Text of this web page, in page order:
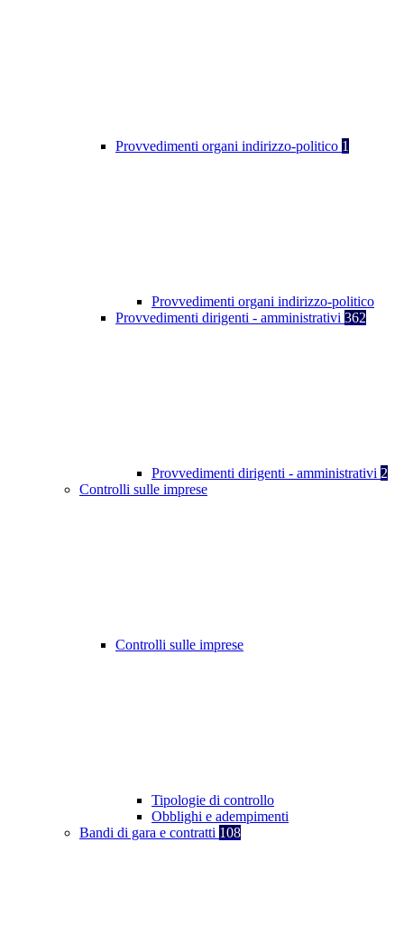
Provvedimenti organi indirizzo-politico 1
Provvedimenti organi indirizzo-politico
Provvedimenti dirigenti - amministrativi 362
Provvedimenti dirigenti - amministrativi 2
Controlli sulle imprese
Controlli sulle imprese
Tipologie di controllo
Obblighi e adempimenti
Bandi di gara e contratti 108